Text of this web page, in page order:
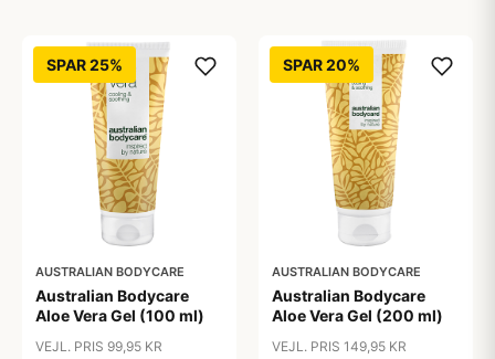
SPAR 25%
AUSTRALIAN BODYCARE
Australian Bodycare
Aloe Vera Gel (100 ml)
VEJL. PRIS 99,95 KR
SPAR 20%
AUSTRALIAN BODYCARE
Australian Bodycare
Aloe Vera Gel (200 ml)
VEJL. PRIS 149,95 KR